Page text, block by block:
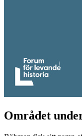
Området